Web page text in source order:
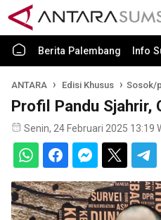
Berita Palembang Info
ANTARA Edisi Khusus Sosok/
Profil Pandu Sjahrir,
Senin, 24 Februari 2025 13:19